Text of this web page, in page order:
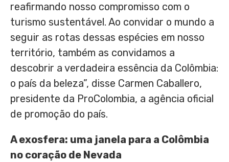
reafirmando nosso compromisso com o
turismo sustentável. Ao convidar o mundo a
seguir as rotas dessas espécies em nosso
território, também as convidamos a
descobrir a verdadeira essência da Colômbia:
o país da beleza”, disse Carmen Caballero,
presidente da ProColombia, a agência oficial
de promoção do país.
A exosfera: uma janela para a Colômbia
no coração de Nevada